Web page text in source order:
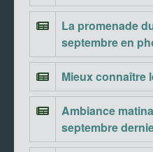
La promenade
septembre en
Mieux connaître
Ambiance
septembre